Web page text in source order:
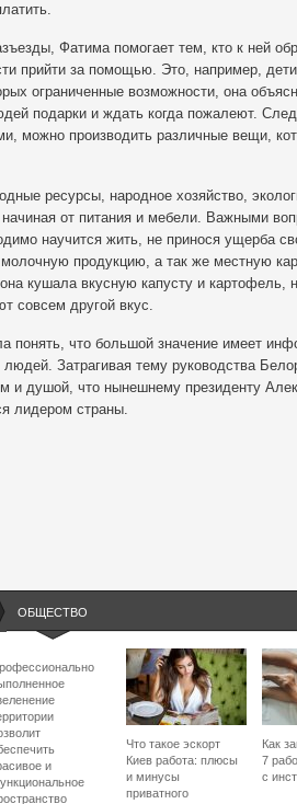
Фатима помогает тем, кто к ней
прийти за помощью. Это, например,
ограниченные возможности, она
подарки и ждать когда пожалеют.
можно производить различные вещи,
ресурсы, народное хозяйство,
от питания и мебели. Важными
научится жить, не принося ущерба
продукцию, а так же местную
кушала вкусную капусту и картофель,
совсем другой вкус.
понять, что большой значение имеет
Затрагивая тему руководства
и душой, что нынешнему президенту
лидером страны.
ОБЩЕСТВО
и
Что такое эскорт
Киев работа: плюсы
и минусы
приватного
Как
7
с